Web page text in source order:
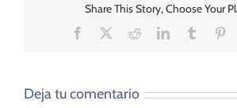
Share This Story, Choose Your
Facebook RedditLinkedInTumblr
Deja tu comentario